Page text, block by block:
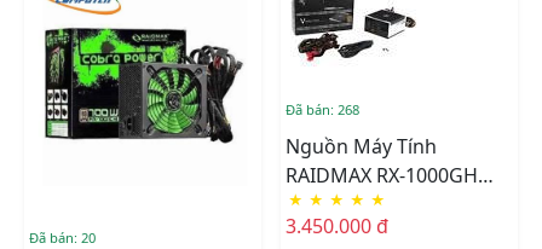
Đã bán: 20
Đã bán: 268
Nguồn Máy Tính
RAIDMAX RX-1000GH
Vampire Series
★ ★ ★ ★ ★
3.450.000 đ